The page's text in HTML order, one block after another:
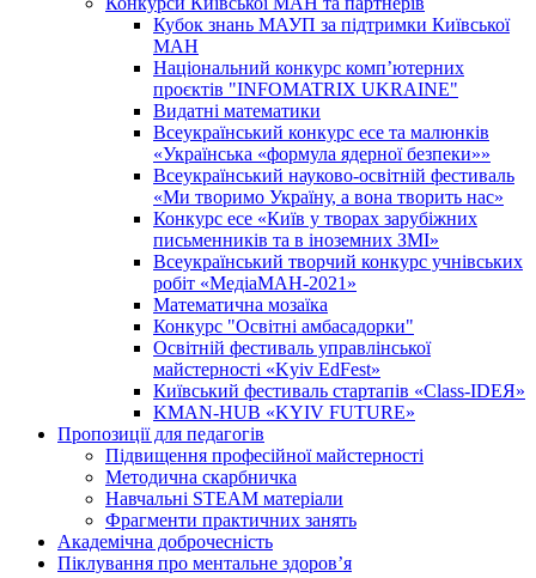
Кубок знань МАУП за підтримки Київської
МАН
Національний конкурс комп’ютерних
проєктів "INFOMATRIX UKRAINE"
Видатні математики
Всеукраїнський конкурс есе та малюнків
«Українська «формула ядерної безпеки»»
Всеукраїнський науково-освітній фестиваль
«Ми творимо Україну, а вона творить нас»
Конкурс есе «Київ у творах зарубіжних
письменників та в іноземних ЗМІ»
Всеукраїнський творчий конкурс учнівських
робіт «МедіаМАН-2021»
Математична мозаїка
Конкурс "Освітні амбасадорки"
Освітній фестиваль управлінської
майстерності «Kyiv EdFest»
Київський фестиваль стартапів «Class-IDEЯ»
KMAN-HUB «KYIV FUTURE»
Пропозиції для педагогів
Підвищення професійної майстерності
Методична скарбничка
Навчальні STEAM матеріали
Фрагменти практичних занять
Академічна доброчесність
Піклування про ментальне здоровʼя